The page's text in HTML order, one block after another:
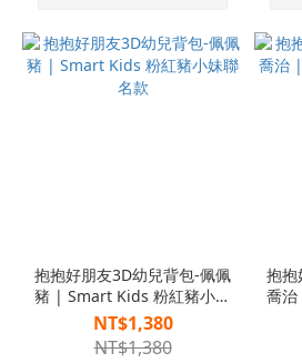
抱抱好朋友3D幼兒背包-佩佩
豬 | Smart Kids 粉紅豬小妹
聯名款
NT$1,380
NT$1,380
抱抱
喬